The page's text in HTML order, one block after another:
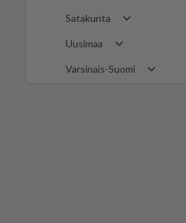
Satakunta
Uusimaa
Varsinais-Suomi